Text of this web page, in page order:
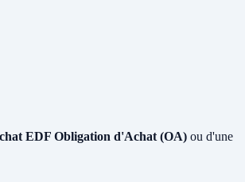
EDF Obligation d'Achat (OA) ou d'une